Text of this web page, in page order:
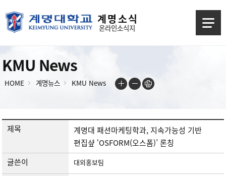
계 명 소 식
온라인소식지
KMU News
HOME 계명뉴스 KMU News
제목
계명대 패션마케팅학과, 지속가능성 기반
편집샾 ‘OSFORM(오스폼)’ 론칭
글쓴이
대외홍보팀